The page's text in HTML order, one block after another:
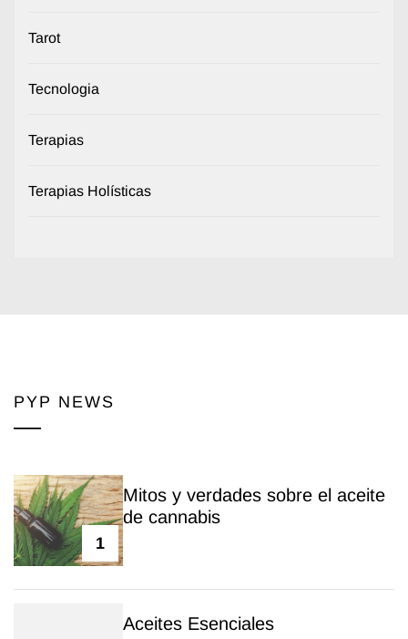
Tarot
Tecnologia
Terapias
Terapias Holísticas
PYP NEWS
1
Mitos y verdades sobre el aceite
de cannabis
Aceites Esenciales